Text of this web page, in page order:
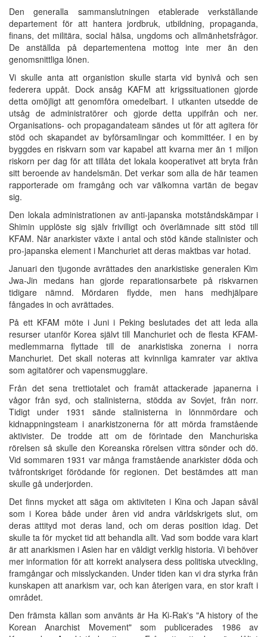
Den generalla sammanslutningen etablerade verkställande
departement för att hantera jordbruk, utbildning, propaganda,
finans, det militära, social hälsa, ungdoms och allmänhetsfrågor.
De anställda på departementena mottog inte mer än den
genomsnittliga lönen.
Vi skulle anta att organistion skulle starta vid bynivå och sen
federera uppåt. Dock ansåg KAFM att krigssituationen gjorde
detta omöjligt att genomföra omedelbart. I utkanten utsedde de
utsåg de administratörer och gjorde detta uppifrån och ner.
Organisations- och propagandateam sändes ut för att agitera för
stöd och skapandet av byförsamlingar och kommittéer. I en by
byggdes en riskvarn som var kapabel att kvarna mer än 1 miljon
riskorn per dag för att tillåta det lokala kooperativet att bryta från
sitt beroende av handelsmän. Det verkar som alla de här teamen
rapporterade om framgång och var välkomna vartän de begav
sig.
Den lokala administrationen av anti-japanska motståndskämpar i
Shimin upplöste sig själv frivilligt och överlämnade sitt stöd till
KFAM. När anarkister växte i antal och stöd kände stalinister och
pro-japanska element i Manchuriet att deras maktbas var hotad.
Januari den tjugonde avrättades den anarkistiske generalen Kim
Jwa-Jin medans han gjorde reparationsarbete på riskvarnen
tidigare nämnd. Mördaren flydde, men hans medhjälpare
fångades in och avrättades.
På ett KFAM möte i Juni i Peking beslutades det att leda alla
resurser utanför Korea självt till Manchuriet och de flesta KFAM-
medlemmarna flyttade till de anarkistiska zonerna i norra
Manchuriet. Det skall noteras att kvinnliga kamrater var aktiva
som agitatörer och vapensmugglare.
Från det sena trettiotalet och framåt attackerade japanerna i
vågor från syd, och stalinisterna, stödda av Sovjet, från norr.
Tidigt under 1931 sände stalinisterna in lönnmördare och
kidnappningsteam i anarkistzonerna för att mörda framstående
aktivister. De trodde att om de förintade den Manchuriska
rörelsen så skulle den Koreanska rörelsen vittra sönder och dö.
Vid sommaren 1931 var många framstående anarkister döda och
tvåfrontskriget förödande för regionen. Det bestämdes att man
skulle gå underjorden.
Det finns mycket att säga om aktiviteten i Kina och Japan såväl
som i Korea både under åren vid andra världskrigets slut, om
deras attityd mot deras land, och om deras position idag. Det
skulle ta för mycket tid att behandla allt. Vad som bodde vara klart
är att anarkismen i Asien har en väldigt verklig historia. Vi behöver
mer information för att korrekt analysera dess politiska utveckling,
framgångar och misslyckanden. Under tiden kan vi dra styrka från
kunskapen att anarkism var, och kan återigen vara, en stor kraft i
området.
Den främsta källan som använts är Ha Ki-Rak's "A history of the
Korean Anarchist Movement" som publicerades 1986 av